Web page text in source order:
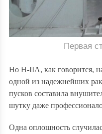
Первая
Но H-IIA, как говорится,
одной из надежнейших
пусков составила
шутку даже
Одна оплошность